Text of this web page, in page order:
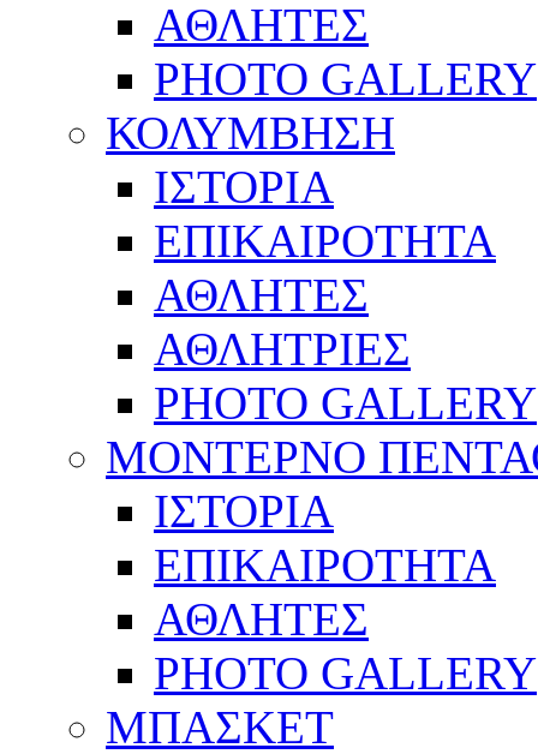
ΑΘΛΗΤΕΣ
PHOTO GALLERY
ΚΟΛΥΜΒΗΣΗ
ΙΣΤΟΡΙΑ
ΕΠΙΚΑΙΡΟΤΗΤΑ
ΑΘΛΗΤΕΣ
ΑΘΛΗΤΡΙΕΣ
PHOTO GALLERY
ΜΟΝΤΕΡΝΟ
ΙΣΤΟΡΙΑ
ΕΠΙΚΑΙΡΟΤΗΤΑ
ΑΘΛΗΤΕΣ
PHOTO GALLERY
ΜΠΑΣΚΕΤ